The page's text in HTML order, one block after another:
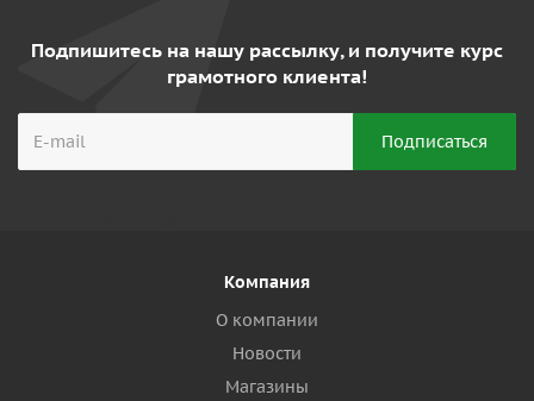
Подпишитесь на нашу рассылку, и получите курс
грамотного клиента!
Компания
О компании
Новости
Магазины